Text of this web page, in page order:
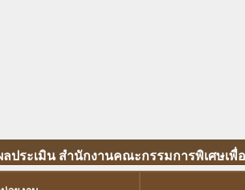
ลประเมิน สำนักงานคณะกรรมการพิเศษเพื่